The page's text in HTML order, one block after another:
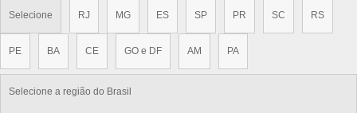
Selecione RJ MG ES SP PR SC RS
PE BA CE GO e DF AM PA
Selecione a região do Brasil